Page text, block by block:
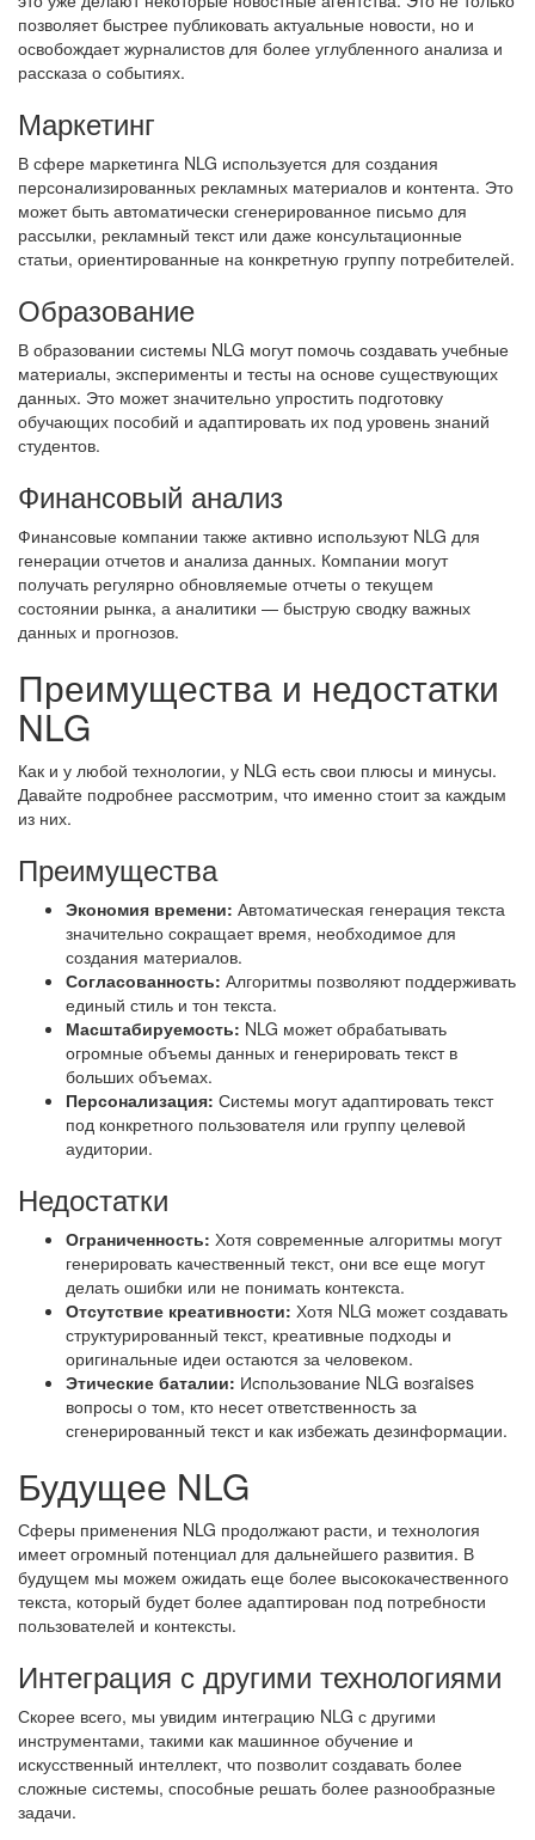
позволяет быстрее публиковать актуальные новости, но и
освобождает журналистов для более углубленного анализа и
рассказа о событиях.
Маркетинг
В сфере маркетинга NLG используется для создания
персонализированных рекламных материалов и контента. Это
может быть автоматически сгенерированное письмо для
рассылки, рекламный текст или даже консультационные
статьи, ориентированные на конкретную группу потребителей.
Образование
В образовании системы NLG могут помочь создавать учебные
материалы, эксперименты и тесты на основе существующих
данных. Это может значительно упростить подготовку
обучающих пособий и адаптировать их под уровень знаний
студентов.
Финансовый анализ
Финансовые компании также активно используют NLG для
генерации отчетов и анализа данных. Компании могут
получать регулярно обновляемые отчеты о текущем
состоянии рынка, а аналитики — быструю сводку важных
данных и прогнозов.
Преимущества и недостатки
NLG
Как и у любой технологии, у NLG есть свои плюсы и минусы.
Давайте подробнее рассмотрим, что именно стоит за каждым
из них.
Преимущества
Экономия времени: Автоматическая генерация текста
значительно сокращает время, необходимое для
создания материалов.
Согласованность: Алгоритмы позволяют поддерживать
единый стиль и тон текста.
Масштабируемость: NLG может обрабатывать
огромные объемы данных и генерировать текст в
больших объемах.
Персонализация: Системы могут адаптировать текст
под конкретного пользователя или группу целевой
аудитории.
Недостатки
Ограниченность: Хотя современные алгоритмы могут
генерировать качественный текст, они все еще могут
делать ошибки или не понимать контекста.
Отсутствие креативности: Хотя NLG может создавать
структурированный текст, креативные подходы и
оригинальные идеи остаются за человеком.
Этические баталии: Использование NLG возraises
вопросы о том, кто несет ответственность за
сгенерированный текст и как избежать дезинформации.
Будущее NLG
Сферы применения NLG продолжают расти, и технология
имеет огромный потенциал для дальнейшего развития. В
будущем мы можем ожидать еще более высококачественного
текста, который будет более адаптирован под потребности
пользователей и контексты.
Интеграция с другими технологиями
Скорее всего, мы увидим интеграцию NLG с другими
инструментами, такими как машинное обучение и
искусственный интеллект, что позволит создавать более
сложные системы, способные решать более разнообразные
задачи.